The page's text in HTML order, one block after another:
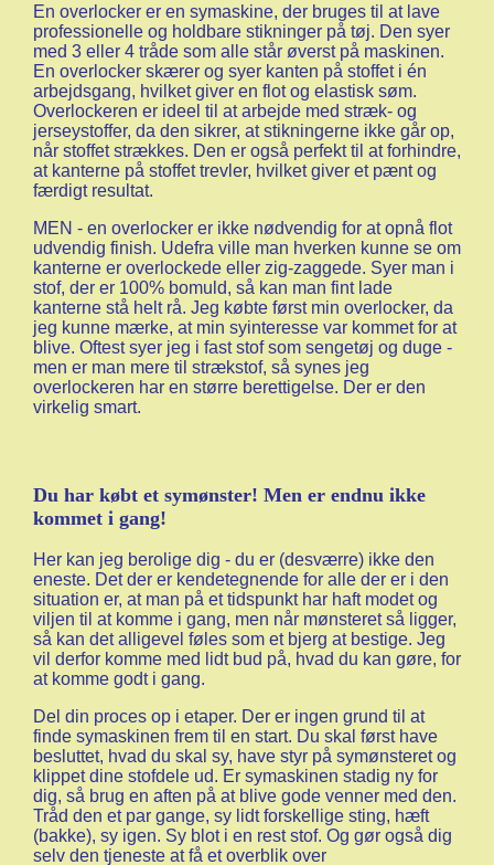
En overlocker er en symaskine, der bruges til at lave
professionelle og holdbare stikninger på tøj. Den syer
med 3 eller 4 tråde som alle står øverst på maskinen.
En overlocker skærer og syer kanten på stoffet i én
arbejdsgang, hvilket giver en flot og elastisk søm.
Overlockeren er ideel til at arbejde med stræk- og
jerseystoffer, da den sikrer, at stikningerne ikke går op,
når stoffet strækkes. Den er også perfekt til at forhindre,
at kanterne på stoffet trevler, hvilket giver et pænt og
færdigt resultat.
MEN - en overlocker er ikke nødvendig for at opnå flot
udvendig finish. Udefra ville man hverken kunne se om
kanterne er overlockede eller zig-zaggede. Syer man i
stof, der er 100% bomuld, så kan man fint lade
kanterne stå helt rå. Jeg købte først min overlocker, da
jeg kunne mærke, at min syinteresse var kommet for at
blive. Oftest syer jeg i fast stof som sengetøj og duge -
men er man mere til strækstof, så synes jeg
overlockeren har en større berettigelse. Der er den
virkelig smart.
Du har købt et symønster! Men er endnu ikke
kommet i gang!
Her kan jeg berolige dig - du er (desværre) ikke den
eneste. Det der er kendetegnende for alle der er i den
situation er, at man på et tidspunkt har haft modet og
viljen til at komme i gang, men når mønsteret så ligger,
så kan det alligevel føles som et bjerg at bestige. Jeg
vil derfor komme med lidt bud på, hvad du kan gøre, for
at komme godt i gang.
Del din proces op i etaper. Der er ingen grund til at
finde symaskinen frem til en start. Du skal først have
besluttet, hvad du skal sy, have styr på symønsteret og
klippet dine stofdele ud. Er symaskinen stadig ny for
dig, så brug en aften på at blive gode venner med den.
Tråd den et par gange, sy lidt forskellige sting, hæft
(bakke), sy igen. Sy blot i en rest stof. Og gør også dig
selv den tjeneste at få et overblik over